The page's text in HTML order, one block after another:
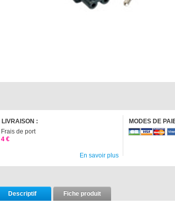
LIVRAISON :
Frais de port
4 €
En savoir plus
MODES DE
Descriptif Fiche produit